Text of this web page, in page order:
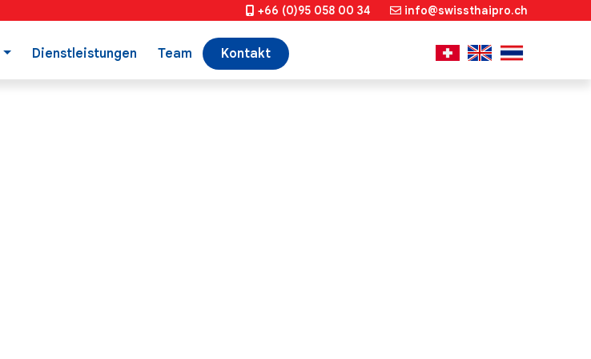
+66 (0)95 058 00 34 info@swissthaipro.ch
Dienstleistungen Team Kontakt